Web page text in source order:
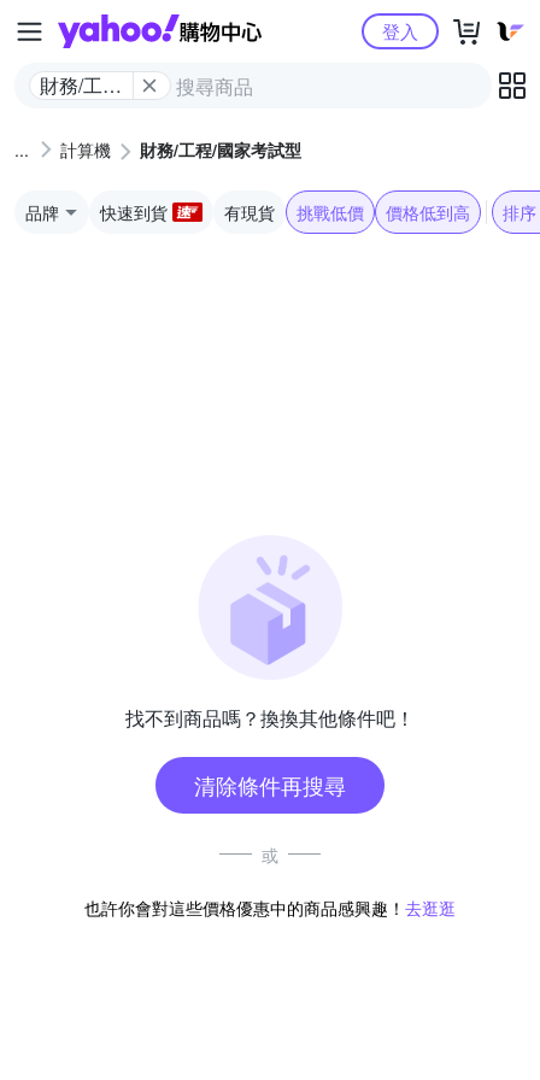
Yahoo購物中心
財務/工程/
型
登入
計算機 財務/工程/國家考試型
品牌 快速到貨 有現貨 挑戰低價 價格低到高 排序
找不到商品嗎？換換其他條件吧！
清除條件再搜尋
或
也許你會對這些價格優惠中的商品感興趣！ 去逛逛